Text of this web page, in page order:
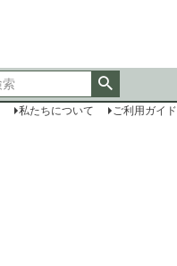
私たちについて ご利用ガイド